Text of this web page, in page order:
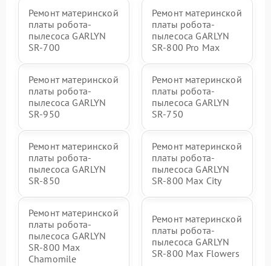
Ремонт материнской
платы робота-
пылесоса GARLYN
SR-700
Ремонт материнской
платы робота-
пылесоса GARLYN
SR-800 Pro Max
Ремонт материнской
платы робота-
пылесоса GARLYN
SR-950
Ремонт материнской
платы робота-
пылесоса GARLYN
SR-750
Ремонт материнской
платы робота-
пылесоса GARLYN
SR-850
Ремонт материнской
платы робота-
пылесоса GARLYN
SR-800 Max City
Ремонт материнской
платы робота-
пылесоса GARLYN
SR-800 Max
Chamomile
Ремонт материнской
платы робота-
пылесоса GARLYN
SR-800 Max Flowers